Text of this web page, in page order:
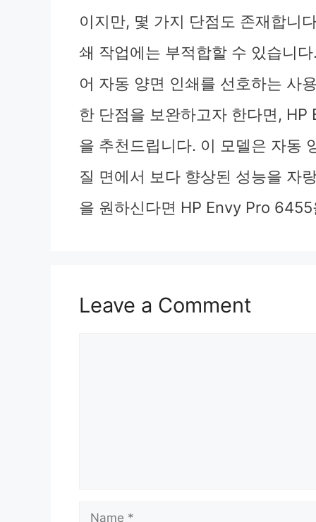
이지만, 몇 가지 단점도 존재합니
쇄 작업에는 부적합할 수 있습니
어 자동 양면 인쇄를 선호하는 사
한 단점을 보완하고자 한다면,
을 추천드립니다. 이 모델은 자동
질 면에서 보다 향상된 성능을 자
을 원하신다면 HP Envy Pro
Leave a Comment
Name